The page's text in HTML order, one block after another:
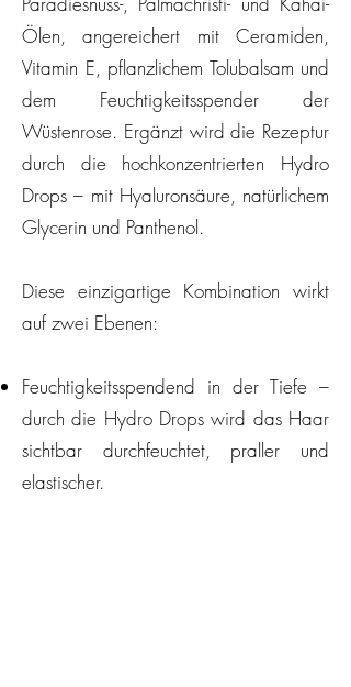
Ölen, angereichert mit Ceramiden,
Vitamin E, pflanzlichem Tolubalsam und
dem Feuchtigkeitsspender der
Wüstenrose. Ergänzt wird die Rezeptur
durch die hochkonzentrierten Hydro
Drops – mit Hyaluronsäure, natürlichem
Glycerin und Panthenol.
Diese einzigartige Kombination wirkt
auf zwei Ebenen:
Feuchtigkeitsspendend in der Tiefe –
durch die Hydro Drops wird das Haar
sichtbar durchfeuchtet, praller und
elastischer.